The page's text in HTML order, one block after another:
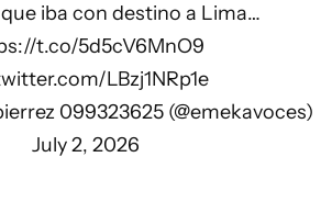
iba con destino a Lima…
t.co/5d5cV6MnO9
LBzj1NRp1e
099323625 (@emekavoces)
July 2, 2026